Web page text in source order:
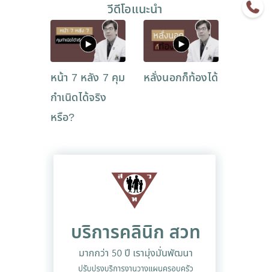
วีดีโอแนะนำ
หน้า 7 หลัง 7 คุม
กำเนิดได้จริง
หรือ?
หลั่งนอกก็ท้องได้